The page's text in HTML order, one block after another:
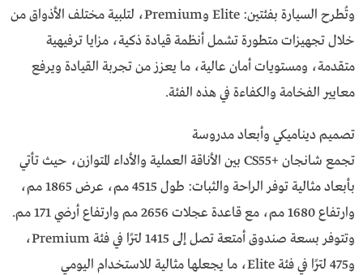
وتُطرح السيارة بفئتين: Elite وPremium، لتلبية مختلف الأذواق من
خلال تجهيزات متطورة تشمل أنظمة قيادة ذكية، مزايا ترفيهية
متقدمة، ومستويات أمان عالية، ما يعزز من تجربة القيادة ويرفع
معايير الفخامة والكفاءة في هذه الفئة.
تصميم ديناميكي وأبعاد مدروسة
تجمع شانجان +CS55 بين الأناقة العملية والأداء المتوازن، حيث تأتي
بأبعاد مثالية توفر الراحة والثبات: طول 4515 مم، عرض 1865 مم،
وارتفاع 1680 مم، مع قاعدة عجلات 2656 مم وارتفاع أرضي 171 مم.
وتتوفر بسعة صندوق أمتعة تصل إلى 1415 لترًا في فئة Premium،
و475 لترًا في فئة Elite، ما يجعلها مثالية للاستخدام اليومي